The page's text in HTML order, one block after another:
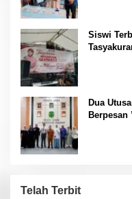
Siswi
Dua
Berpesan
Telah Terbit